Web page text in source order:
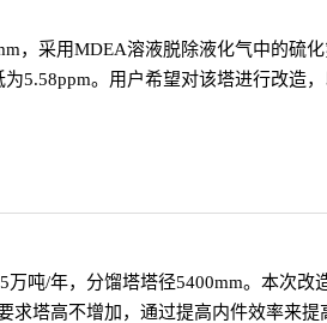
，采用MDEA溶液脱除液化气中的硫
5.58ppm。用户希望对该塔进行改造
吨/年，分馏塔塔径5400mm。本次改
求塔高不增加，通过提高内件效率来提